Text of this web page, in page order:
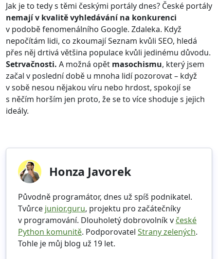
Jak je to tedy s těmi českými portály dnes? České portály
nemají v kvalitě vyhledávání na konkurenci
v podobě fenomenálního Google. Zdaleka. Když
nepočítám lidi, co zkoumají Seznam kvůli SEO, hledá
přes něj drtivá většina populace kvůli jedinému důvodu.
Setrvačnosti. A možná opět masochismu, který jsem
začal v poslední době u mnoha lidí pozorovat – když
v sobě nesou nějakou víru nebo hrdost, spokojí se
s něčím horším jen proto, že se to více shoduje s jejich
ideály.
Honza Javorek
Původně programátor, dnes už spíš podnikatel.
Tvůrce junior.guru, projektu pro začátečníky
v programování. Dlouholetý dobrovolník v české
Python komunitě. Podporovatel Strany zelených.
Tohle je můj blog už 19 let.